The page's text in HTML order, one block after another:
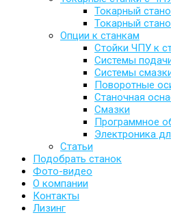
Токарный
Токарный
Опции к станкам
Стойки ЧПУ к
Системы
Системы
Поворотные
Станочная
Смазки
Программное
Электроника
Статьи
Подобрать станок
Фото-видео
О компании
Контакты
Лизинг